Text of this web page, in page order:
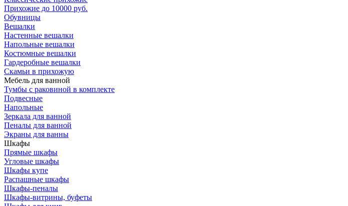
Прихожие до 10000 руб.
Обувницы
Вешалки
Настенные вешалки
Напольные вешалки
Костюмные вешалки
Гардеробные вешалки
Скамьи в прихожую
Мебель для ванной
Тумбы c раковиной в комплекте
Подвесные
Напольные
Зеркала для ванной
Пеналы для ванной
Экраны для ванны
Шкафы
Прямые шкафы
Угловые шкафы
Шкафы купе
Распашные шкафы
Шкафы-пеналы
Шкафы-витрины, буфеты